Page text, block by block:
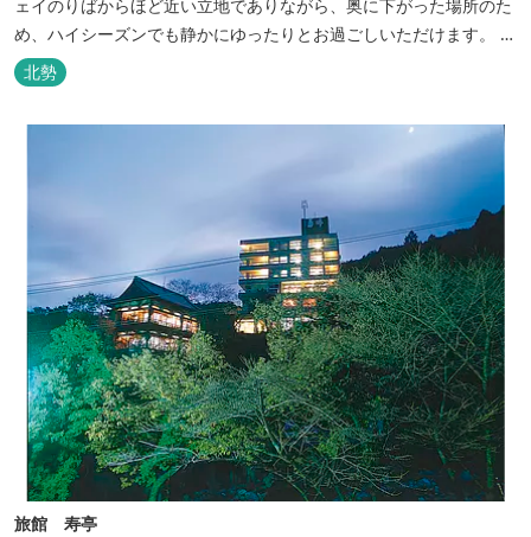
ェイのりばからほど近い立地でありながら、奥に下がった場所のた
め、ハイシーズンでも静かにゆったりとお過ごしいただけます。 自
慢の大浴場からは、雄大な御在所岳を背に、御在所ロープウェイが
望めます。季節ごとに表情を変える湯の山の自然と対話しながら至
極のひとときをどうぞ。
北勢
旅館 寿亭